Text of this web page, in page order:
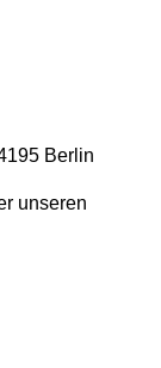
Berlin
unseren